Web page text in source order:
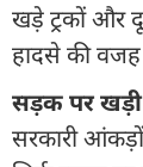
खड़े ट्रकों और
हादसे की
सड़क पर खड़ी
सरकारी